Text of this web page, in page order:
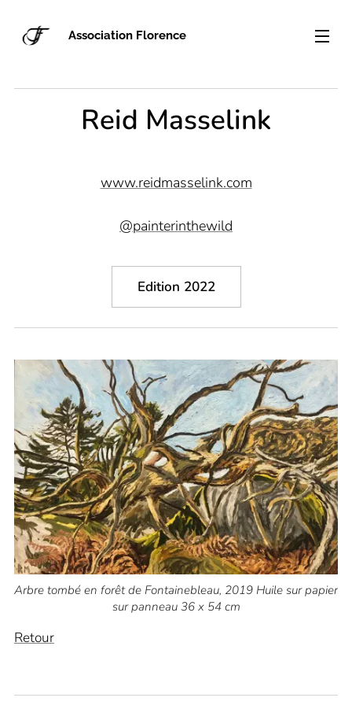
Association Florence
Reid Masselink
www.reidmasselink.com
@painterinthewild
Edition 2022
Arbre tombé en forêt de Fontainebleau, 2019 Huile sur papier
sur panneau 36 x 54 cm
Retour